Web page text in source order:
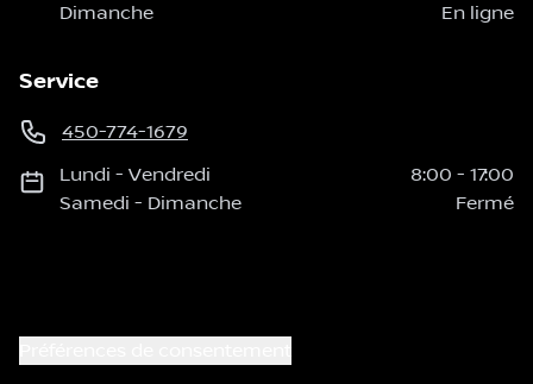
Dimanche
En ligne
Service
450-774-1679
Lundi -Vendredi 8:00 - 17:00
Samedi - Dimanche Fermé